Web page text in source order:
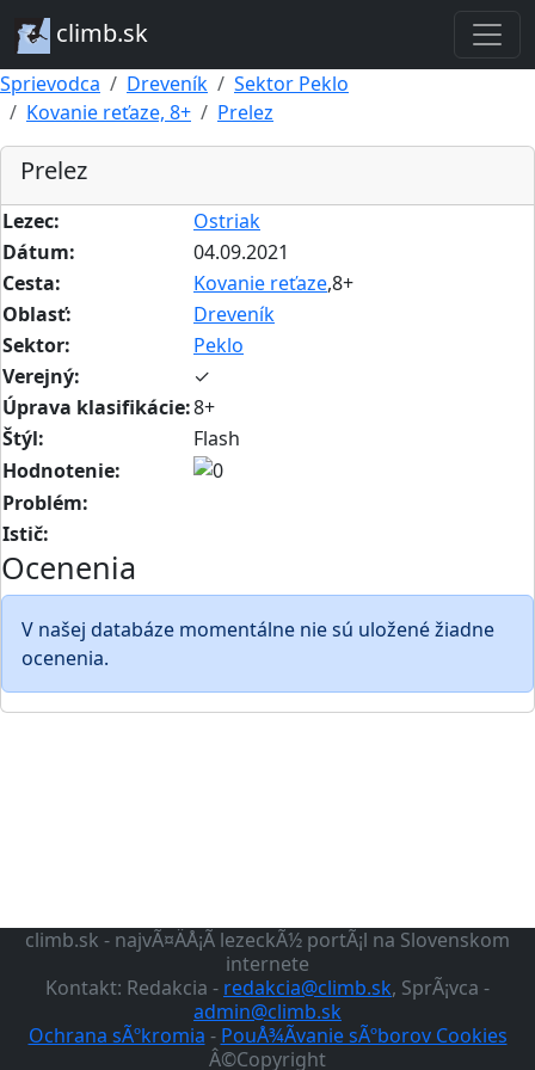
climb.sk
Sprievodca Dreveník
Sektor Peklo
Kovanie reťaze, 8+
Prelez
Prelez
Lezec:
Ostriak
Dátum:
04.09.2021
Cesta:
Kovanie reťaze,8+
Oblasť:
Dreveník
Sektor:
Peklo
Verejný:
✓
Úprava klasifikácie:8+
Štýl:
Flash
Hodnotenie:
Problém:
Istič:
Ocenenia
V našej databáze momentálne nie sú uložené žiadne
ocenenia.
climb.sk - najvÃ¤ÄÅ¡Ã­ lezeckÃ½ portÃ¡l na Slovenskom
internete
Kontakt: Redakcia - redakcia@climb.sk, SprÃ¡vca -
admin@climb.sk
Ochrana sÃºkromia - PouÅ¾Ã­vanie sÃºborov Cookies
Â©Copyright